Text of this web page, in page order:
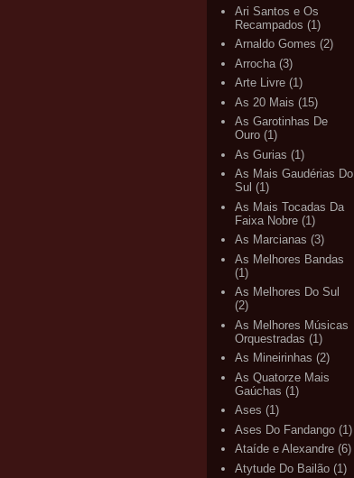
Ari Santos e Os
Recampados (1)
Arnaldo Gomes (2)
Arrocha (3)
Arte Livre (1)
As 20 Mais (15)
As Garotinhas De
Ouro (1)
As Gurias (1)
As Mais Gaudérias Do
Sul (1)
As Mais Tocadas Da
Faixa Nobre (1)
As Marcianas (3)
As Melhores Bandas
(1)
As Melhores Do Sul
(2)
As Melhores Músicas
Orquestradas (1)
As Mineirinhas (2)
As Quatorze Mais
Gaúchas (1)
Ases (1)
Ases Do Fandango (1)
Ataíde e Alexandre (6)
Atytude Do Bailão (1)